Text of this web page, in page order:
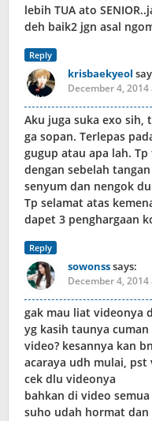
lebih TUA ato
deh baik2 jgn asal
Reply
krisbaekyeol
December 4,
Aku juga suka exo sih,
ga sopan. Terlepas
gugup atau apa lah.
dengan sebelah
senyum dan nengok
Tp selamat atas
dapet 3 penghargaan
Reply
sowonsssays:
December 4,
gak mau liat videonya
yg kasih taunya
video? kesannya kan
acaraya udh mulai,
cek dlu videonya
bahkan di video
suho udah hormat dan